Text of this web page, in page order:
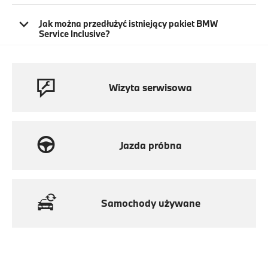
Jak można przedłużyć istniejący pakiet BMW
Service Inclusive?
Wizyta serwisowa
Jazda próbna
Samochody używane